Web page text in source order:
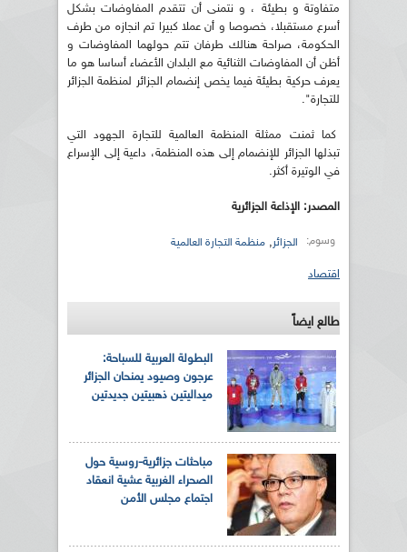
متفاوتة و بطيئة ، و نتمنى أن تتقدم المفاوضات بشكل
أسرع مستقبلا، خصوصا و أن عملا كبيرا تم انجازه من طرف
الحكومة، صراحة هنالك طرفان تتم حولهما المفاوضات و
أظن أن المفاوضات الثنائية مع البلدان الأعضاء أساسا هو ما
يعرف حركية بطيئة فيما يخص إنضمام الجزائر لمنظمة الجزائر
للتجارة".
كما ثمنت ممثلة المنظمة العالمية للتجارة الجهود التي
تبذلها الجزائر للإنضمام إلى هذه المنظمة، داعية إلى الإسراع
في الوتيرة أكثر.
المصدر: الإذاعة الجزائرية
وسوم: الجزائر, منظمة التجارة العالمية
اقتصاد
طالع ايضاً
البطولة العربية للسباحة:
عرجون وصيود يمنحان الجزائر
ميداليتين ذهبيتين جديدتين
مباحثات جزائرية-روسية حول
الصحراء الغربية عشية انعقاد
اجتماع مجلس الأمن